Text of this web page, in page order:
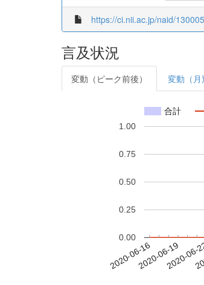
https://ci.nii.ac.jp/naid/
言及状況
変動（ピーク前後） 変動（月
合計
2020-06-162020-06-19
2020-
0.00
0.25
0.50
0.75
1.00